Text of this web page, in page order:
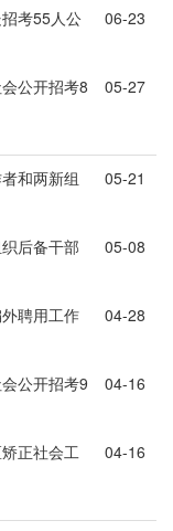
考55人公
06-23
公开招考8
05-27
和两新组
05-21
后备干部
05-08
聘用工作
04-28
公开招考9
04-16
正社会工
04-16